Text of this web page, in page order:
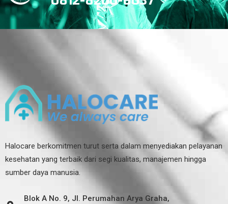
Halocare berkomitmen turut serta dalam menyediakan pelayanan
kesehatan yang terbaik dari segi kualitas, manajemen hingga
sumber daya manusia.
Blok A No. 9, Jl. Perumahan Arya Graha,